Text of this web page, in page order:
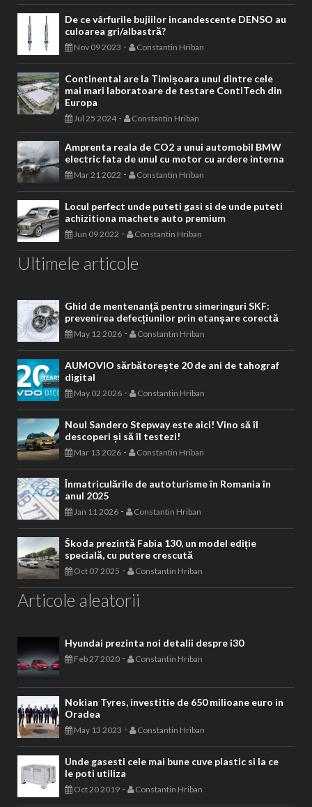
De ce vârfurile bujiilor incandescente DENSO au
culoarea gri/albastră?
Nov 09 2023 - Constantin Hriban
Continental are la Timișoara unul dintre cele
mai mari laboratoare de testare ContiTech din
Europa
Jul 25 2024- Constantin Hriban
Amprenta reala de CO2 a unui automobil BMW
electric fata de unul cu motor cu ardere interna
Mar 21 2022 - Constantin Hriban
Locul perfect unde puteti gasi si de unde puteti
achizitiona machete auto premium
Jun 09 2022 - Constantin Hriban
Ultimele articole
Ghid de mentenanță pentru simeringuri SKF:
prevenirea defecțiunilor prin etanșare corectă
May 12 2026 - Constantin Hriban
AUMOVIO sărbătorește 20 de ani de tahograf
digital
May 02 2026 - Constantin Hriban
Noul Sandero Stepway este aici! Vino să îl
descoperi și să îl testezi!
Mar 13 2026 - Constantin Hriban
Înmatriculările de autoturisme în Romania în
anul 2025
Jan 11 2026 - Constantin Hriban
Škoda prezintă Fabia 130, un model ediție
specială, cu putere crescută
Oct 07 2025 - Constantin Hriban
Articole aleatorii
Hyundai prezinta noi detalii despre i30
Feb 27 2020 - Constantin Hriban
Nokian Tyres, investitie de 650 milioane euro in
Oradea
May 13 2023 - Constantin Hriban
Unde gasesti cele mai bune cuve plastic si la ce
le poti utiliza
Oct 20 2019 - Constantin Hriban